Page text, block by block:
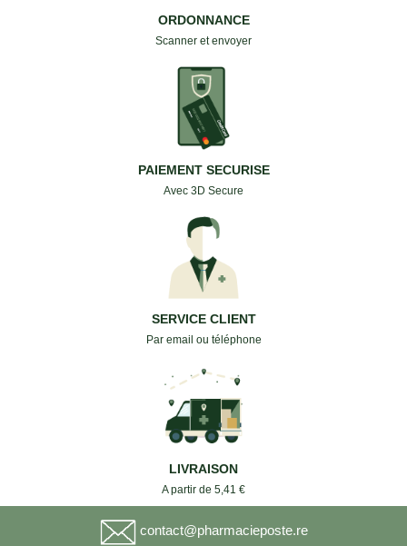
ORDONNANCE
Scanner et envoyer
PAIEMENT SECURISE
Avec 3D Secure
SERVICE CLIENT
Par email ou téléphone
LIVRAISON
A partir de 5,41 €
contact@pharmacieposte.re